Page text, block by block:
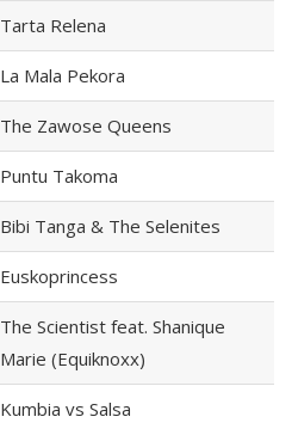
Tarta Relena
La Mala Pekora
The Zawose Queens
Puntu Takoma
Bibi Tanga & The Selenites
Euskoprincess
The Scientist feat. Shanique
Marie (Equiknoxx)
Kumbia vs Salsa